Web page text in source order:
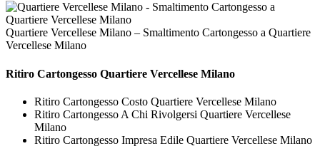
Quartiere Vercellese Milano – Smaltimento Cartongesso a Quartiere
Vercellese Milano
Ritiro Cartongesso Quartiere Vercellese Milano
Ritiro Cartongesso Costo Quartiere Vercellese Milano
Ritiro Cartongesso A Chi Rivolgersi Quartiere Vercellese
Milano
Ritiro Cartongesso Impresa Edile Quartiere Vercellese Milano